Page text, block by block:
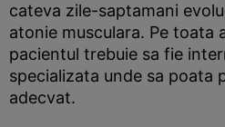
cateva zile-saptamani
atonie musculara. Pe toata
pacientul trebuie sa fie
specializata unde sa poata
adecvat.